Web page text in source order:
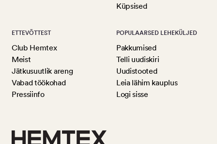
Küpsised
ETTEVÕTTEST
Club Hemtex
Meist
Jätkusuutlik areng
Vabad töökohad
Pressiinfo
POPULAARSED LEHEKÜLJED
Pakkumised
Telli uudiskiri
Uudistooted
Leia lähim kauplus
Logi sisse